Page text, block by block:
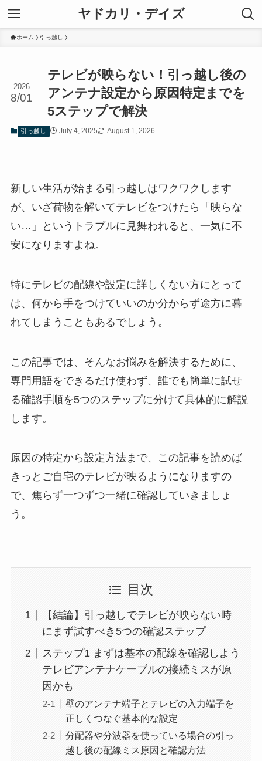
ヤドカリ・デイズ
ホーム 引っ越し
テレビが映らない！引っ越し後の
アンテナ設定から原因特定までを
5ステップで解決
2026
8/01
引っ越し July 4, 2025 August 1, 2026
新しい生活が始まる引っ越しはワクワクします
が、いざ荷物を解いてテレビをつけたら「映らな
い…」というトラブルに見舞われると、一気に不
安になりますよね。
特にテレビの配線や設定に詳しくない方にとって
は、何から手をつけていいのか分からず途方に暮
れてしまうこともあるでしょう。
この記事では、そんなお悩みを解決するために、
専門用語をできるだけ使わず、誰でも簡単に試せ
る確認手順を5つのステップに分けて具体的に解説
します。
原因の特定から設定方法まで、この記事を読めば
きっとご自宅のテレビが映るようになりますの
で、焦らず一つずつ一緒に確認していきましょ
う。
目次
【結論】引っ越しでテレビが映らない時
にまず試すべき5つの確認ステップ
ステップ1 まずは基本の配線を確認しよう
テレビアンテナケーブルの接続ミスが原
因かも
壁のアンテナ端子とテレビの入力端子を
正しくつなぐ基本的な設定
分配器や分波器を使っている場合の引っ
越し後の配線ミス原因と確認方法